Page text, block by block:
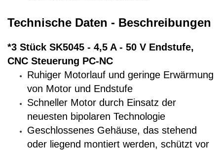
Technische Daten - Beschreibungen
*3 Stück SK5045 - 4,5 A - 50 V Endstufe,
CNC Steuerung PC-NC
Ruhiger Motorlauf und geringe Erwärmung
von Motor und Endstufe
Schneller Motor durch Einsatz der
neuesten bipolaren Technologie
Geschlossenes Gehäuse, das stehend
oder liegend montiert werden, schützt vor